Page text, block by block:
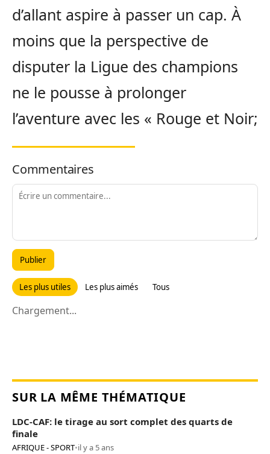
d’allant aspire à passer un cap. À
moins que la perspective de
disputer la Ligue des champions
ne le pousse à prolonger
l’aventure avec les « Rouge et Noir;
Commentaires
Publier
Les plus utiles Les plus aimés Tous
Chargement...
SUR LA MÊME THÉMATIQUE
LDC-CAF: le tirage au sort complet des quarts de
finale
AFRIQUE - SPORT•il y a 5 ans